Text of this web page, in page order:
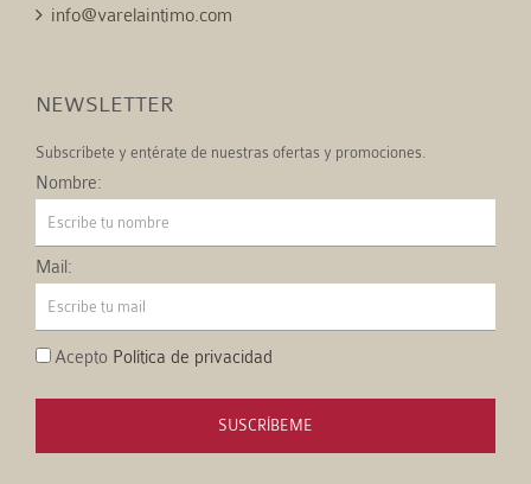
info@varelaintimo.com
NEWSLETTER
Subscríbete y entérate de nuestras ofertas y promociones.
Nombre:
Mail:
Acepto Política de privacidad
SUSCRÍBEME